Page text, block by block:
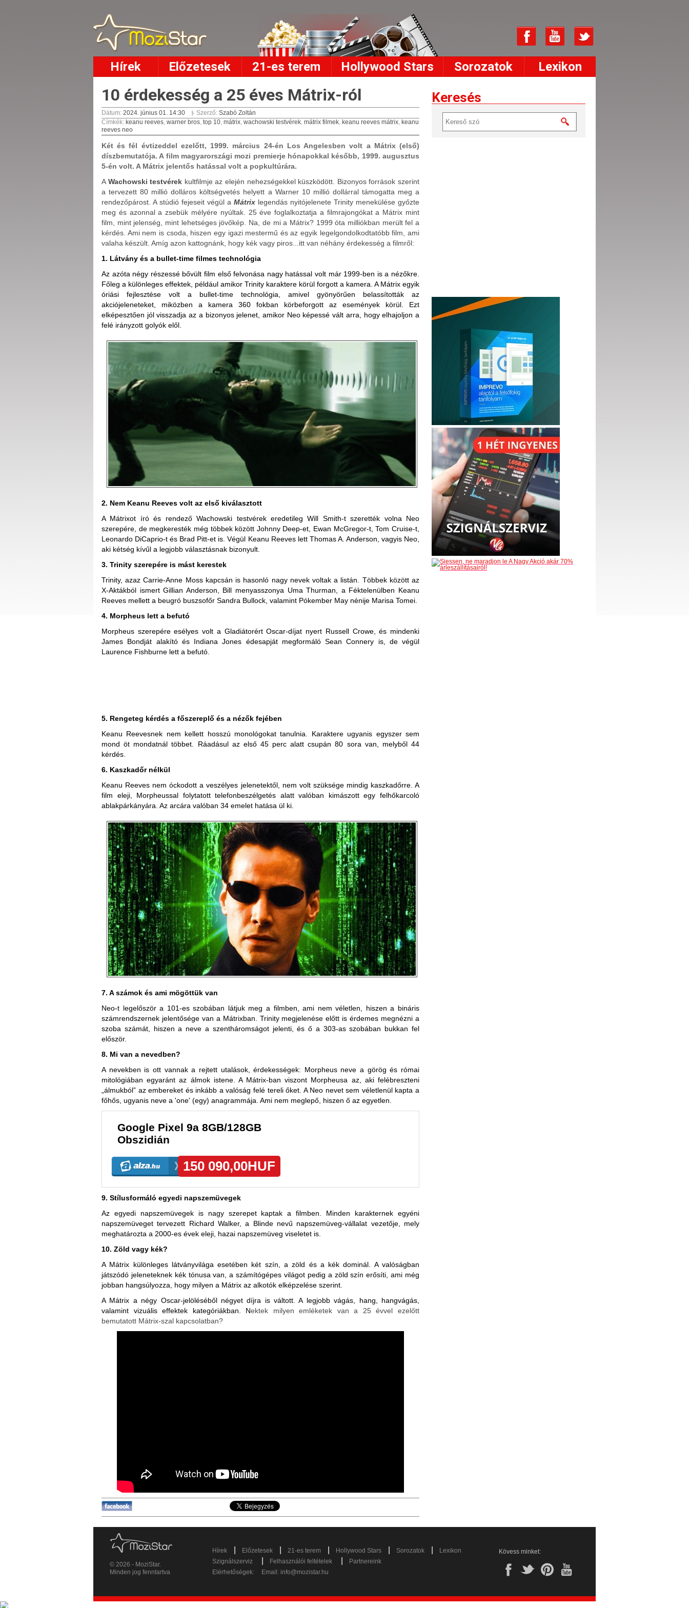
Hírek Előzetesek 21-es terem Hollywood Stars Sorozatok Lexikon
10 érdekesség a 25 éves Mátrix-ról
Dátum: 2024. június 01. 14:30 Szerző: Szabó Zoltán
Címkék: keanu reeves, warner bros, top 10, mátrix, wachowski testvérek, mátrix filmek, keanu reeves mátrix, keanu
reeves neo
Két és fél évtizeddel ezelőtt, 1999. március 24-én Los Angelesben volt a Mátrix (első)
díszbemutatója. A film magyarországi mozi premierje hónapokkal később, 1999. augusztus
5-én volt. A Mátrix jelentős hatással volt a popkultúrára.
A Wachowski testvérek kultfilmje az elején nehezségekkel küszködött. Bizonyos források szerint
a tervezett80 millió dolláros költségvetés helyett a Warner 10 millió dollárral támogatta meg a
rendezőpárost. A stúdió fejeseit végül a Mátrix legendás nyitójelenete Trinity menekülése győzte
meg és azonnal a zsebük mélyére nyúltak. 25 éve foglalkoztatja a filmrajongókat a Mátrix mint
film, mint jelenség, mint lehetséges jövőkép. Na, de mi a Mátrix? 1999 óta milliókban merült fel a
kérdés. Ami nem is csoda, hiszen egy igazi mestermű és az egyik legelgondolkodtatóbb film, ami
valaha készült. Amíg azon kattognánk, hogy kék vagy piros...itt van néhány érdekesség a filmről:
1. Látvány és a bullet-time filmes technológia
Az azóta négy részessé bővült film első felvonása nagy hatással volt már 1999-ben is a nézőkre.
Főleg a különleges effektek, például amikor Trinity karaktere körül forgott a kamera. A Mátrix egyik
óriási fejlesztése volt a bullet-time technológia, amivel gyönyörűen belassították az
akciójeleneteket, miközben a kamera 360 fokban körbeforgott az események körül. Ezt
elképesztően jól visszadja az a bizonyos jelenet, amikor Neo képessé vált arra, hogy elhajoljon a
felé irányzott golyók elől.
2. Nem Keanu Reeves volt az első kiválasztott
A Mátrixot író és rendező Wachowski testvérek eredetileg Will Smith-t szerették volna Neo
szerepére, de megkeresték még többek között Johnny Deep-et, Ewan McGregor-t, Tom Cruise-t,
Leonardo DiCaprio-t és Brad Pitt-et is. Végül Keanu Reeves lett Thomas A. Anderson, vagyis Neo,
aki kétség kívűl a legjobb választásnak bizonyult.
3. Trinity szerepére is mást kerestek
Trinity, azaz Carrie-Anne Moss kapcsán is hasonló nagy nevek voltak a listán. Többek között az
X-Aktákból ismert Gillian Anderson, Bill menyasszonya Uma Thurman, a Féktelenülben Keanu
Reeves mellett a beugró buszsofőr Sandra Bullock, valamint Pókember May nénije Marisa Tomei.
4. Morpheus lett a befutó
Morpheus szerepére esélyes volt a Gladiátorért Oscar-díjat nyert Russell Crowe, és mindenki
James Bondját alakító és Indiana Jones édesapját megformáló Sean Connery is, de végül
Laurence Fishburne lett a befutó.
5. Rengeteg kérdés a főszereplő és a nézők fejében
Keanu Reevesnek nem kellett hosszú monológokat tanulnia. Karaktere ugyanis egyszer sem
mond öt mondatnál többet. Ráadásul az első 45 perc alatt csupán 80 sora van, melyből 44
kérdés.
6. Kaszkadőr nélkül
Keanu Reeves nem óckodott a veszélyes jelenetektől, nem volt szüksége mindig kaszkadőrre. A
film eleji, Morpheussal folytatott telefonbeszélgetés alatt valóban kimászott egy felhőkarcoló
ablakpárkányára. Az arcára valóban 34 emelet hatása ül ki.
7. A számok és ami mögöttük van
Neo-t legelőször a 101-es szobában látjuk meg a filmben, ami nem véletlen, hiszen a bináris
számrendszernek jelentősége van a Mátrixban. Trinity megjelenése előtt is érdemes megnézni a
szoba számát, hiszen a neve a szentháromságot jelenti, és ő a 303-as szobában bukkan fel
először.
8. Mi van a nevedben?
A nevekben is ott vannak a rejtett utalások, érdekességek: Morpheus neve a görög és római
mitológiában egyaránt az álmok istene. A Mátrix-ban viszont Morpheusa az, aki felébreszteni
„álmukból” az embereket és inkább a valóság felé tereli őket. A Neo nevet sem véletlenül kapta a
főhős, ugyanis neve a 'one' (egy) anagrammája. Ami nem meglepő, hiszen ő az egyetlen.
9. Stílusformáló egyedi napszemüvegek
Az egyedi napszemüvegek is nagy szerepet kaptak a filmben. Minden karakternek egyéni
napszemüveget tervezett Richard Walker, a Blinde nevű napszemüveg-vállalat vezetője, mely
meghatározta a 2000-es évek eleji, hazai napszemüveg viseletet is.
10. Zöld vagy kék?
A Mátrix különleges látványvilága esetében két szín, a zöld és a kék dominál. A valóságban
játszódó jeleneteknek kék tónusa van, a számítógépes világot pedig a zöld szín erősíti, ami még
jobban hangsúlyozza, hogy milyen a Mátrix az alkotók elképzelése szerint.
A Mátrix a négy Oscar-jelöléséből négyet díjra is váltott. A legjobb vágás, hang, hangvágás,
valamint vizuális effektek kategóriákban. Nektek milyen emléketek van a 25 évvel ezelőtt
bemutatott Mátrix-szal kapcsolatban?
Keresés
© 2026 - MoziStar.
Minden jog fenntartva
Hírek Előzetesek 21-es terem Hollywood Stars Sorozatok
Lexikon
Szignálszerviz
Felhasználói feltételek
Partnereink
Elérhetőségek:
Email: info@mozistar.hu
Kövess minket: